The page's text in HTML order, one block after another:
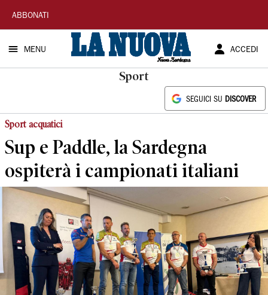
La
Nuova
Sardegna
ABBONATI
MENU ACCEDI
Sport
SEGUICI SU DISCOVER
Sport acquatici
Sup e Paddle, la Sardegna
ospiterà i campionati italiani